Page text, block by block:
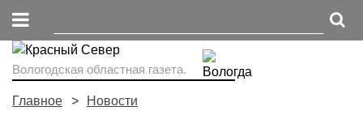
Вологодская областная газета.
Главное Новости